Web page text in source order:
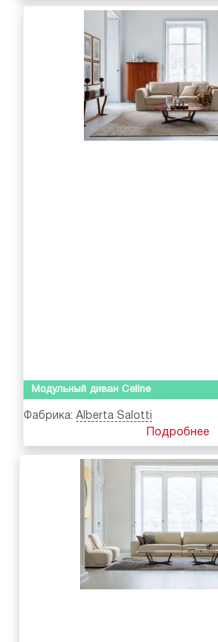
Модульный диван Celine
Фабрика: Alberta Salotti
Подробнее